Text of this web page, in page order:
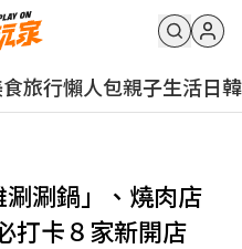
旅行懶人包親子生活日韓
涮鍋」、燒肉店
打卡８家新開店